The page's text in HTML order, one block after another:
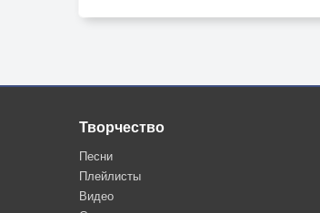
Творчество
Песни
Плейлисты
Видео